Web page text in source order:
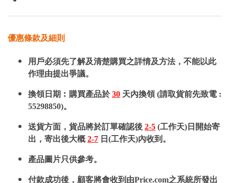
優惠條款及細則
用戶必須先了解及清楚購買之詳情及方法，不能以此
作理由提出爭議。
換領日期︰購買產品於30 天內換領 (請取貨前先致電 :
55298850)。
送貨方面，貨品將於訂單確認後 2-5 (工作天)日開始寄
出，寄出後大概2-7 日(工作天)內收到。
產品圖片只供參考。
付款成功後，顧客將會收到由Price.com之系統所發出